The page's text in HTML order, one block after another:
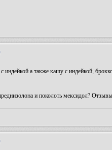
а также кашу с индейкой,
и поколоть мексидол?